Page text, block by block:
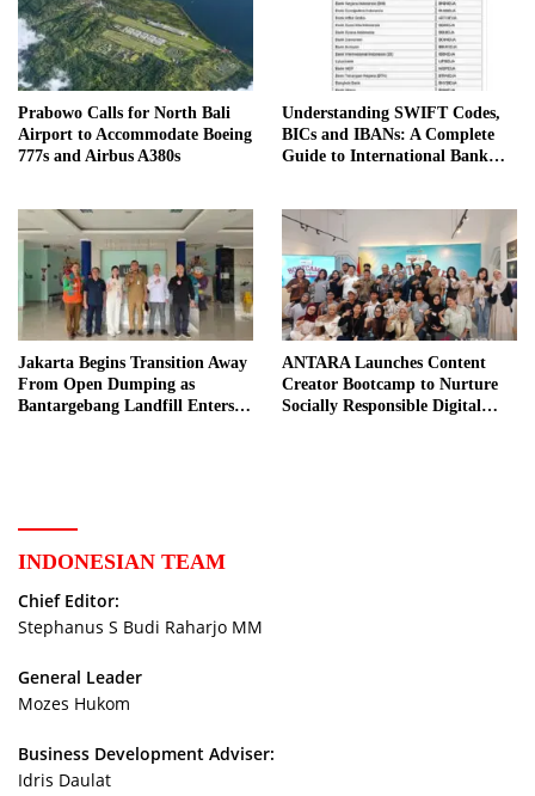
Prabowo Calls for North Bali
Airport to Accommodate Boeing
777s and Airbus A380s
Understanding SWIFT Codes,
BICs and IBANs: A Complete
Guide to International Bank
Jakarta Begins Transition Away
From Open Dumping as
Bantargebang Landfill Enters
ANTARA Launches Content
Creator Bootcamp to Nurture
Socially Responsible Digital
INDONESIAN TEAM
Chief Editor:
Stephanus S Budi Raharjo MM
General Leader
Mozes Hukom
Business Development Adviser:
Idris Daulat